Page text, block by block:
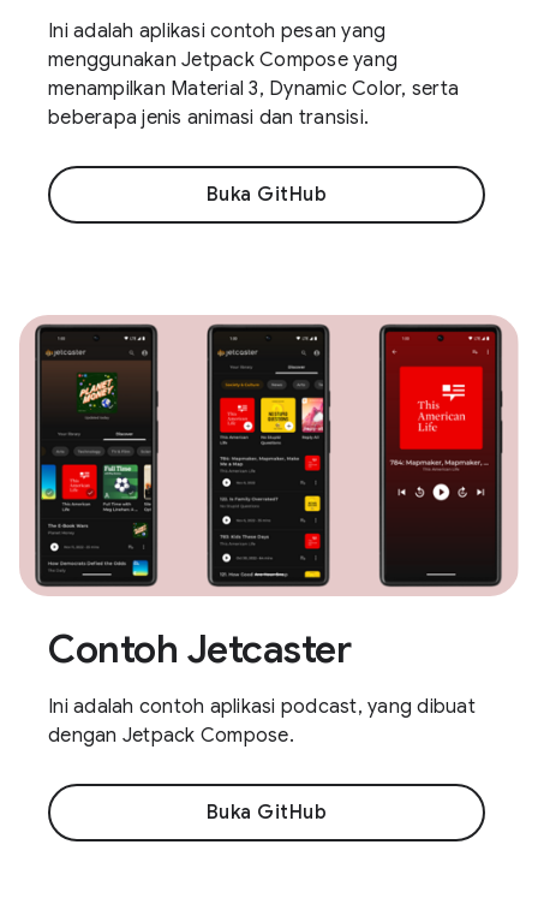
Ini adalah aplikasi contoh pesan yang
menggunakan Jetpack Compose yang
menampilkan Material 3, Dynamic Color, serta
beberapa jenis animasi dan transisi.
Buka GitHub
Contoh Jetcaster
Ini adalah contoh aplikasi podcast, yang dibuat
dengan Jetpack Compose.
Buka GitHub